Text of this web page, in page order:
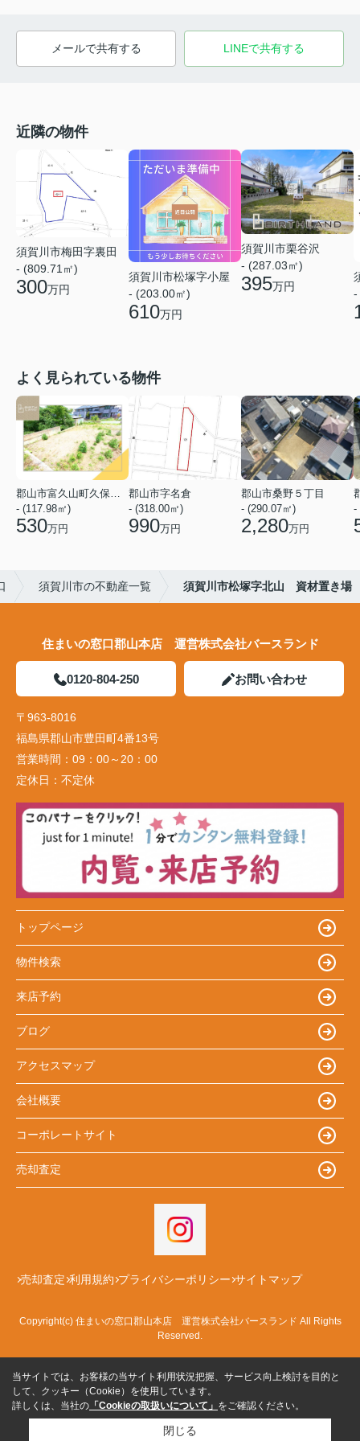
メールで共有する LINEで共有する
近隣の物件
須賀川市梅田字裏田
- (809.71㎡)
300万円
須賀川市松塚字小屋
- (203.00㎡)
610万円
須賀川市栗谷沢
- (287.03㎡)
395万円
-
よく見られている物件
郡山市富久山町久保田字水神山
- (117.98㎡)
530万円
郡山市字名倉
- (318.00㎡)
990万円
郡山市桑野５丁目
- (290.07㎡)
2,280万円
-
須賀川市の不動産一覧 須賀川市松塚字北山 資材置き場
住まいの窓口郡山本店 運営株式会社バースランド
0120-804-250 お問い合わせ
〒963-8016
福島県郡山市豊田町4番13号
営業時間： 09：00～20：00
定休日： 不定休
トップページ
物件検索
来店予約
ブログ
アクセスマップ
会社概要
コーポレートサイト
売却査定
売却査定 利用規約 プライバシーポリシー サイトマップ
Copyright(c) 住まいの窓口郡山本店 運営株式会社バースランド All Rights
Reserved.
当サイトでは、お客様の当サイト利用状況把握、サービス向上検討を目的と
して、クッキー（Cookie）を使用しています。
詳しくは、当社の 「Cookieの取扱いについて」 をご確認ください。
閉じる